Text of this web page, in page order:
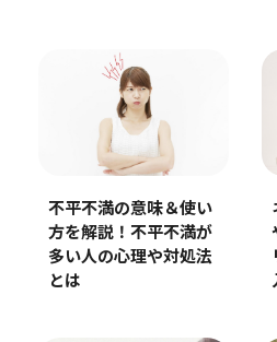
不平不満の意味＆使い
方を解説！不平不満が
多い人の心理や対処法
とは